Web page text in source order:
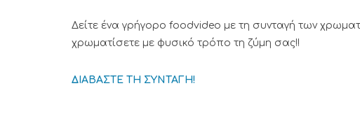
Δείτε ένα γρήγορο foodvideo με τη συνταγή των
χρωματίσετε με φυσικό τρόπο τη ζύμη σας!!
ΔΙΑΒΑΣΤΕ ΤΗ ΣΥΝΤΑΓΗ!